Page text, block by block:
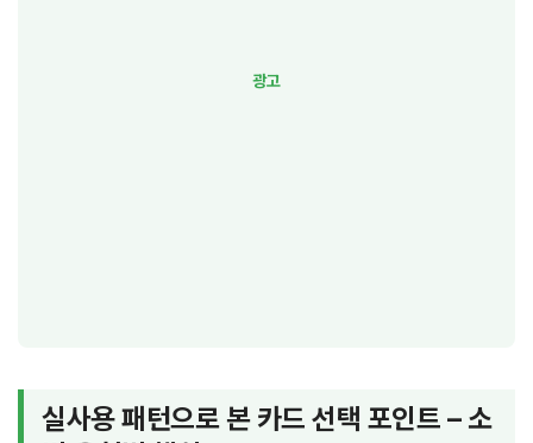
실사용 패턴으로 본 카드 선택 포인트 – 소